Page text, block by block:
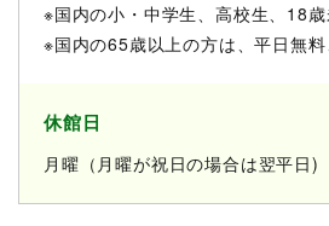
※国内の小・中学生、高校生、18
※国内の65歳以上の方は、平日無
休館日
月曜（月曜が祝日の場合は翌平日)